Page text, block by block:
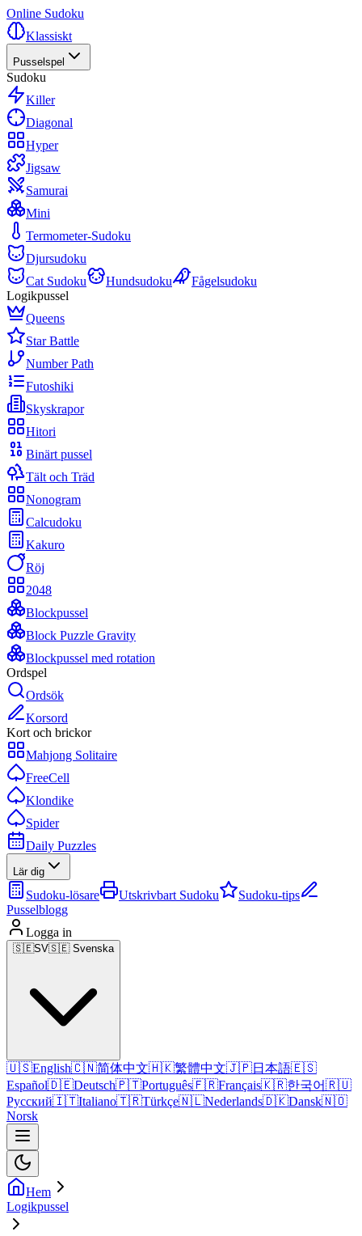
Online Sudoku
Klassiskt
Pusselspel
Sudoku
Killer
Diagonal
Hyper
Jigsaw
Samurai
Mini
Termometer-Sudoku
Djursudoku
Cat Sudoku
Hundsudoku
Fågelsudoku
Logikpussel
Queens
Star Battle
Number Path
Futoshiki
Skyskrapor
Hitori
Binärt pussel
Tält och Träd
Nonogram
Calcudoku
Kakuro
Röj
2048
Blockpussel
Block Puzzle Gravity
Blockpussel med rotation
Ordspel
Ordsök
Korsord
Kort och brickor
Mahjong Solitaire
FreeCell
Klondike
Spider
Daily Puzzles
Lär dig
Sudoku-lösare Utskrivbart Sudoku
Sudoku-tips
Pusselblogg
Logga in
🇸🇪SV🇸🇪 Svenska
🇺🇸English🇨🇳简体中文🇭🇰繁體中文🇯🇵日本語🇪🇸
Español🇩🇪Deutsch🇵🇹Português🇫🇷Français🇰🇷한국어🇷🇺
Русский🇮🇹Italiano🇹🇷Türkçe🇳🇱Nederlands🇩🇰Dansk🇳🇴
Norsk
Hem
Logikpussel